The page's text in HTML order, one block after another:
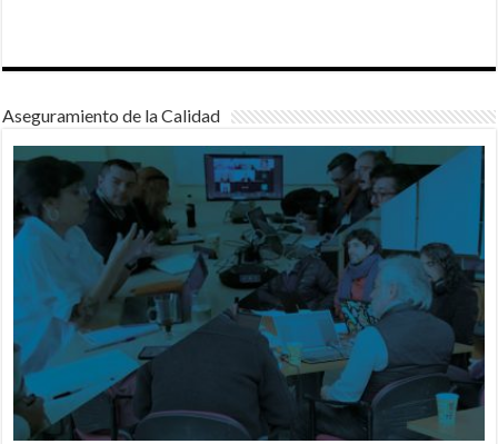
Aseguramiento de la Calidad